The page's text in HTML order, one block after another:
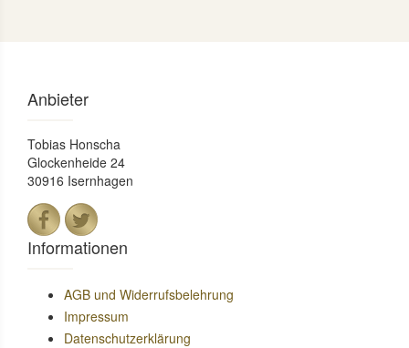
Anbieter
Tobias Honscha
Glockenheide 24
30916 Isernhagen
Informationen
AGB und Widerrufsbelehrung
Impressum
Datenschutzerklärung